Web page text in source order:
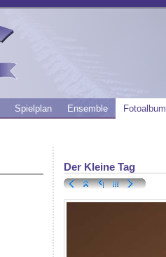
Spielplan Ensemble Fotoalbum
Der Kleine Tag